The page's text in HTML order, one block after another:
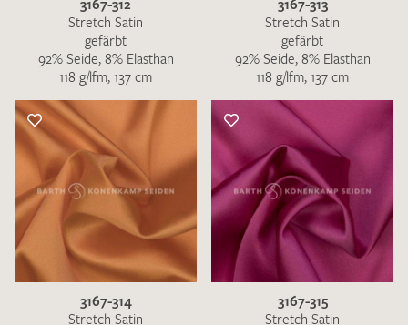
3167-312
Stretch Satin
gefärbt
92% Seide, 8% Elasthan
118 g/lfm, 137 cm
3167-313
Stretch Satin
gefärbt
92% Seide, 8% Elasthan
118 g/lfm, 137 cm
3167-314
Stretch Satin
3167-315
Stretch Satin